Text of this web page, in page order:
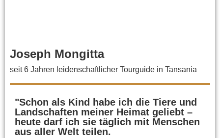
Joseph Mongitta
seit 6 Jahren leidenschaftlicher Tourguide in Tansania
"Schon als Kind habe ich die Tiere und
Landschaften meiner Heimat geliebt –
heute darf ich sie täglich mit Menschen
aus aller Welt teilen.